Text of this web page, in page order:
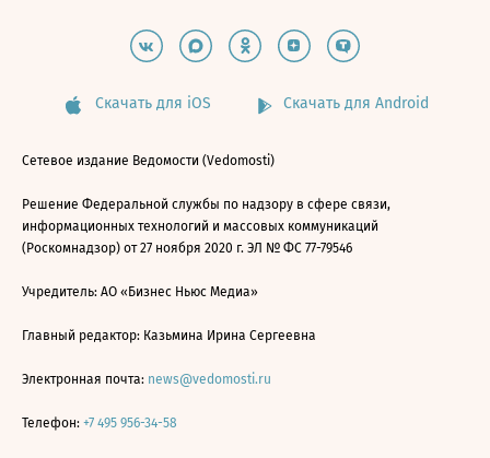
Скачать для iOS Скачать для Android
Сетевое издание Ведомости (Vedomosti)
Решение Федеральной службы по надзору в сфере связи,
информационных технологий и массовых коммуникаций
(Роскомнадзор) от 27 ноября 2020 г. ЭЛ № ФС 77-79546
Учредитель: АО «Бизнес Ньюс Медиа»
Главный редактор: Казьмина Ирина Сергеевна
Электронная почта: news@vedomosti.ru
Телефон: +7 495 956-34-58